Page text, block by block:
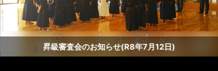
昇級審査会のお知らせ(R8年7月12日)